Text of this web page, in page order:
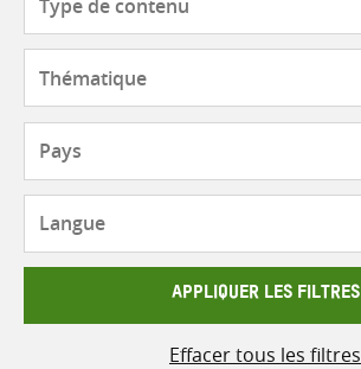
contenu
APPLIQUER LES FILTRES
Effacer tous les filtres